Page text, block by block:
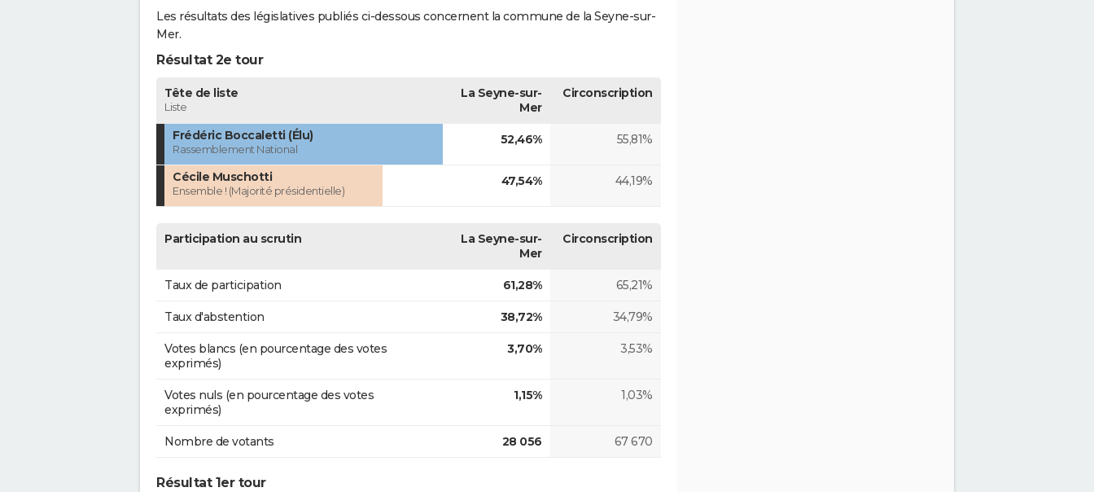
Les résultats des législatives publiés ci-dessous concernent la commune de la Seyne-sur-
Mer.
Résultat 2e tour
Tête de liste
Liste
La Seyne-sur-
Mer
Circonscription
Frédéric Boccaletti (Élu)
Rassemblement National
52,46% 55,81%
Cécile Muschotti
Ensemble ! (Majorité présidentielle)
47,54% 44,19%
Participation au scrutin
La Seyne-sur-
Mer
Circonscription
Taux de participation 61,28% 65,21%
Taux d'abstention 38,72% 34,79%
Votes blancs (en pourcentage des votes
exprimés)
3,70% 3,53%
Votes nuls (en pourcentage des votes
exprimés)
1,15% 1,03%
Nombre de votants 28 056 67 670
Résultat 1er tour